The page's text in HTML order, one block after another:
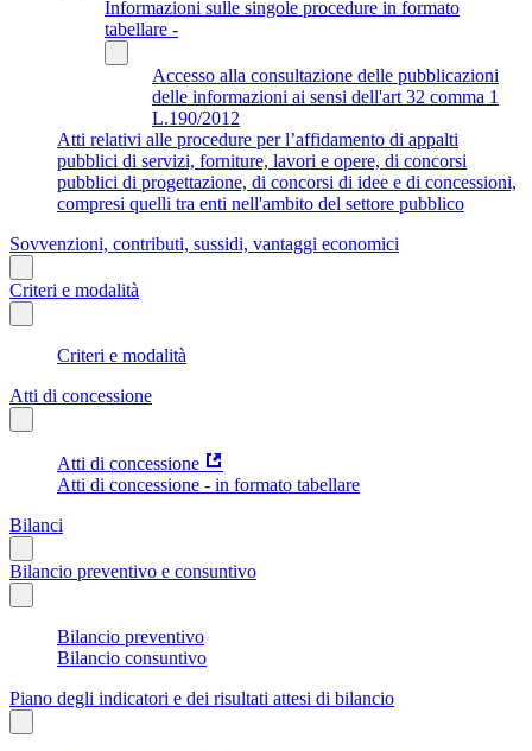
Informazioni sulle singole procedure in formato
tabellare -
Accesso alla consultazione delle pubblicazioni
delle informazioni ai sensi dell'art 32 comma 1
L.190/2012
Atti relativi alle procedure per l’affidamento di appalti
pubblici di servizi, forniture, lavori e opere, di concorsi
pubblici di progettazione, di concorsi di idee e di concessioni,
compresi quelli tra enti nell'ambito del settore pubblico
Sovvenzioni, contributi, sussidi, vantaggi economici
Criteri e modalità
Criteri e modalità
Atti di concessione
Atti di concessione
Atti di concessione - in formato tabellare
Bilanci
Bilancio preventivo e consuntivo
Bilancio preventivo
Bilancio consuntivo
Piano degli indicatori e dei risultati attesi di bilancio